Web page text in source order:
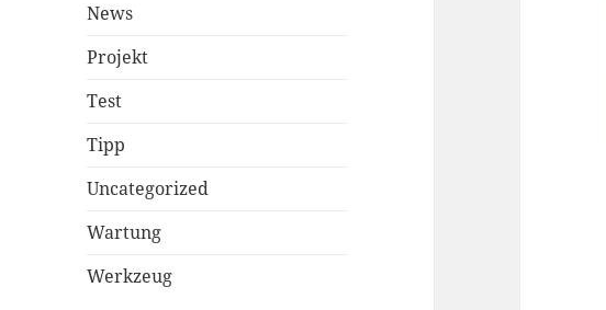
News
Projekt
Test
Tipp
Uncategorized
Wartung
Werkzeug